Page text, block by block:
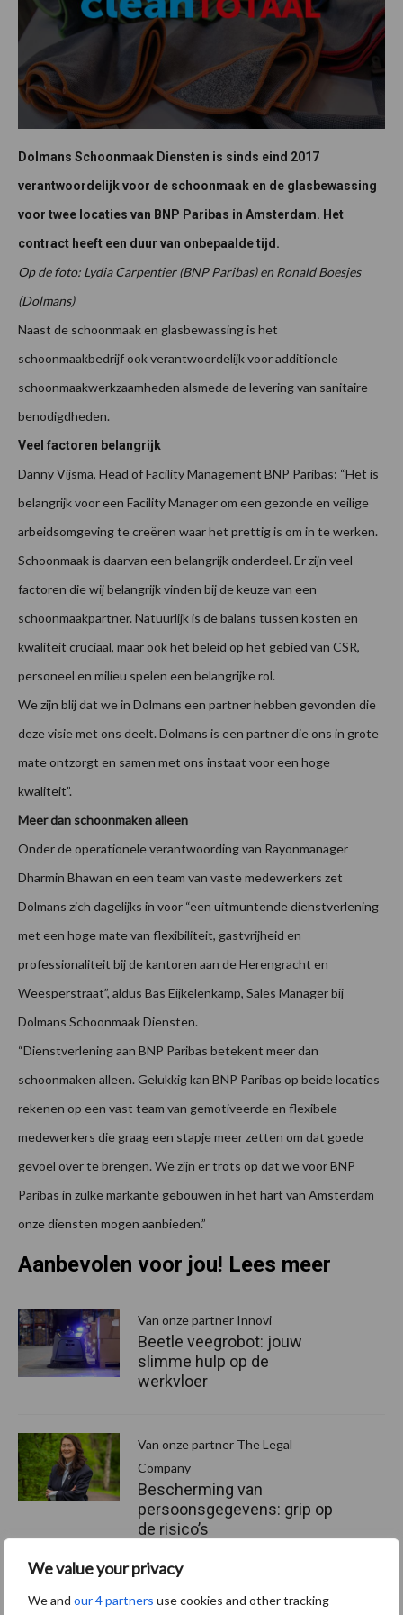
We value your privacy
We and our 4 partners use cookies and other tracking
Dolmans Schoonmaak Diensten is sinds eind 2017
verantwoordelijk voor de schoonmaak en de glasbewassing
voor twee locaties van BNP Paribas in Amsterdam. Het
contract heeft een duur van onbepaalde tijd.
Op de foto: Lydia Carpentier (BNP Paribas) en Ronald Boesjes
(Dolmans)
Naast de schoonmaak en glasbewassing is het
schoonmaakbedrijf ook verantwoordelijk voor additionele
schoonmaakwerkzaamheden alsmede de levering van sanitaire
benodigdheden.
Veel factoren belangrijk
Danny Vijsma, Head of Facility Management BNP Paribas: “Het is
belangrijk voor een Facility Manager om een gezonde en veilige
arbeidsomgeving te creëren waar het prettig is om in te werken.
Schoonmaak is daarvan een belangrijk onderdeel. Er zijn veel
factoren die wij belangrijk vinden bij de keuze van een
schoonmaakpartner. Natuurlijk is de balans tussen kosten en
kwaliteit cruciaal, maar ook het beleid op het gebied van CSR,
personeel en milieu spelen een belangrijke rol.
We zijn blij dat we in Dolmans een partner hebben gevonden die
deze visie met ons deelt. Dolmans is een partner die ons in grote
mate ontzorgt en samen met ons instaat voor een hoge
kwaliteit”.
Meer dan schoonmaken alleen
Onder de operationele verantwoording van Rayonmanager
Dharmin Bhawan en een team van vaste medewerkers zet
Dolmans zich dagelijks in voor “een uitmuntende dienstverlening
met een hoge mate van flexibiliteit, gastvrijheid en
professionaliteit bij de kantoren aan de Herengracht en
Weesperstraat”, aldus Bas Eijkelenkamp, Sales Manager bij
Dolmans Schoonmaak Diensten.
“Dienstverlening aan BNP Paribas betekent meer dan
schoonmaken alleen. Gelukkig kan BNP Paribas op beide locaties
rekenen op een vast team van gemotiveerde en flexibele
medewerkers die graag een stapje meer zetten om dat goede
gevoel over te brengen. We zijn er trots op dat we voor BNP
Paribas in zulke markante gebouwen in het hart van Amsterdam
onze diensten mogen aanbieden.”
Aanbevolen voor jou! Lees meer
Van onze partner Innovi
Beetle veegrobot: jouw
slimme hulp op de
werkvloer
Van onze partner The Legal
Company
Bescherming van
persoonsgegevens: grip op
de risico’s
arbeidscontracten kent